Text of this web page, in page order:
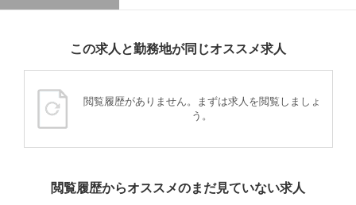
この求人と勤務地が同じオススメ求人
閲覧履歴がありません。まずは求人を閲覧しましょ
う。
閲覧履歴からオススメのまだ見ていない求人